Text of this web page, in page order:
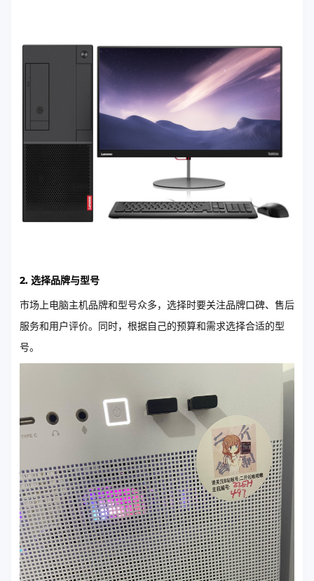
2. 选择品牌与型号
市场上电脑主机品牌和型号众多，选择时要关注品牌口碑、售后
服务和用户评价。同时，根据自己的预算和需求选择合适的型
号。